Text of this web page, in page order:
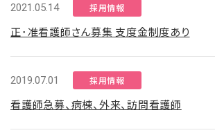
2021.05.14 採用情報
正･准看護師さん募集 支度金制度あり
2019.07.01 採用情報
看護師急募、病棟、外来、訪問看護師